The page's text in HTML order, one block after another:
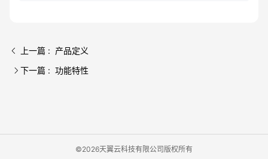
上一篇 : 产品定义
下一篇 : 功能特性
©2026天翼云科技有限公司版权所有